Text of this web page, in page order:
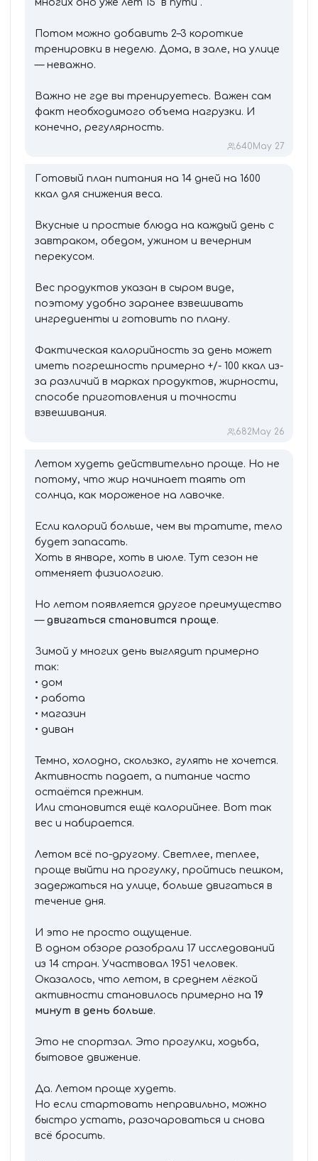
многих оно уже лет 15 “в пути”.
Потом можно добавить 2–3 короткие
тренировки в неделю. Дома, в зале, на улице
— неважно.
Важно не где вы тренируетесь. Важен сам
факт необходимого объема нагрузки. И
конечно, регулярность.
640 May 27
Готовый план питания на 14 дней на 1600
ккал для снижения веса.
Вкусные и простые блюда на каждый день с
завтраком, обедом, ужином и вечерним
перекусом.
Вес продуктов указан в сыром виде,
поэтому удобно заранее взвешивать
ингредиенты и готовить по плану.
Фактическая калорийность за день может
иметь погрешность примерно +/- 100 ккал из-
за различий в марках продуктов, жирности,
способе приготовления и точности
взвешивания.
682 May 26
Летом худеть действительно проще. Но не
потому, что жир начинает таять от
солнца, как мороженое на лавочке.
Если калорий больше, чем вы тратите, тело
будет запасать.
Хоть в январе, хоть в июле. Тут сезон не
отменяет физиологию.
Но летом появляется другое преимущество
— двигаться становится проще.
Зимой у многих день выглядит примерно
так:
• дом
• работа
• магазин
• диван
Темно, холодно, скользко, гулять не хочется.
Активность падает, а питание часто
остаётся прежним.
Или становится ещё калорийнее. Вот так
вес и набирается.
Летом всё по-другому. Светлее, теплее,
проще выйти на прогулку, пройтись пешком,
задержаться на улице, больше двигаться в
течение дня.
И это не просто ощущение.
В одном обзоре разобрали 17 исследований
из 14 стран. Участвовал 1951 человек.
Оказалось, что летом, в среднем лёгкой
активности становилось примерно на 19
минут в день больше.
Это не спортзал. Это прогулки, ходьба,
бытовое движение.
Да. Летом проще худеть.
Но если стартовать неправильно, можно
быстро устать, разочароваться и снова
всё бросить.